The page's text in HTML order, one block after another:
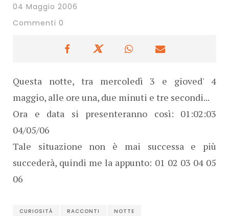
04 Maggio 2006
Commenti 0
Questa notte, tra mercoledì 3 e gioved' 4
maggio, alle ore una, due minuti e tre secondi...
Ora e data si presenteranno così: 01:02:03
04/05/06
Tale situazione non è mai successa e più
succederà, quindi me la appunto: 01 02 03 04 05
06
CURIOSITÀ RACCONTI NOTTE